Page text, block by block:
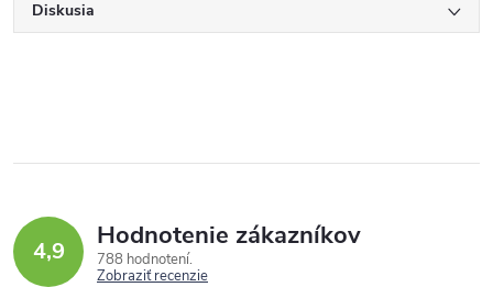
Diskusia
4,9 Hodnotenie zákazníkov
788 hodnotení
Zobraziť recenzie